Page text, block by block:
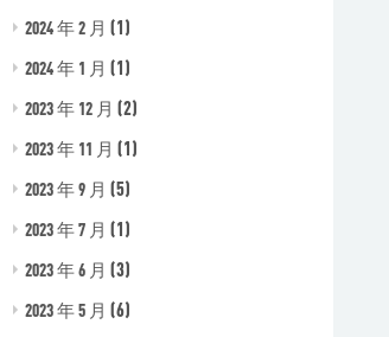
2024 年 2 月 (1)
2024 年 1 月 (1)
2023 年 12 月 (2)
2023 年 11 月 (1)
2023 年 9 月 (5)
2023 年 7 月 (1)
2023 年 6 月 (3)
2023 年 5 月 (6)